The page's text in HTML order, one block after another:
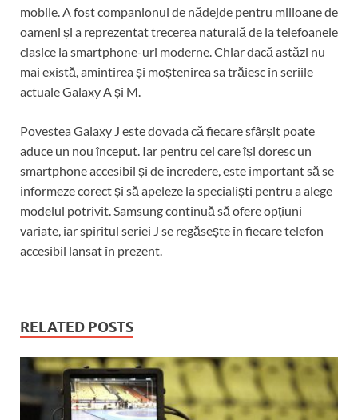
mobile. A fost companionul de nădejde pentru milioane de
oameni și a reprezentat trecerea naturală de la telefoanele
clasice la smartphone-uri moderne. Chiar dacă astăzi nu
mai există, amintirea și moștenirea sa trăiesc în seriile
actuale Galaxy A și M.
Povestea Galaxy J este dovada că fiecare sfârșit poate
aduce un nou început. Iar pentru cei care își doresc un
smartphone accesibil și de încredere, este important să se
informeze corect și să apeleze la specialiști pentru a alege
modelul potrivit. Samsung continuă să ofere opțiuni
variate, iar spiritul seriei J se regăsește în fiecare telefon
accesibil lansat în prezent.
RELATED POSTS